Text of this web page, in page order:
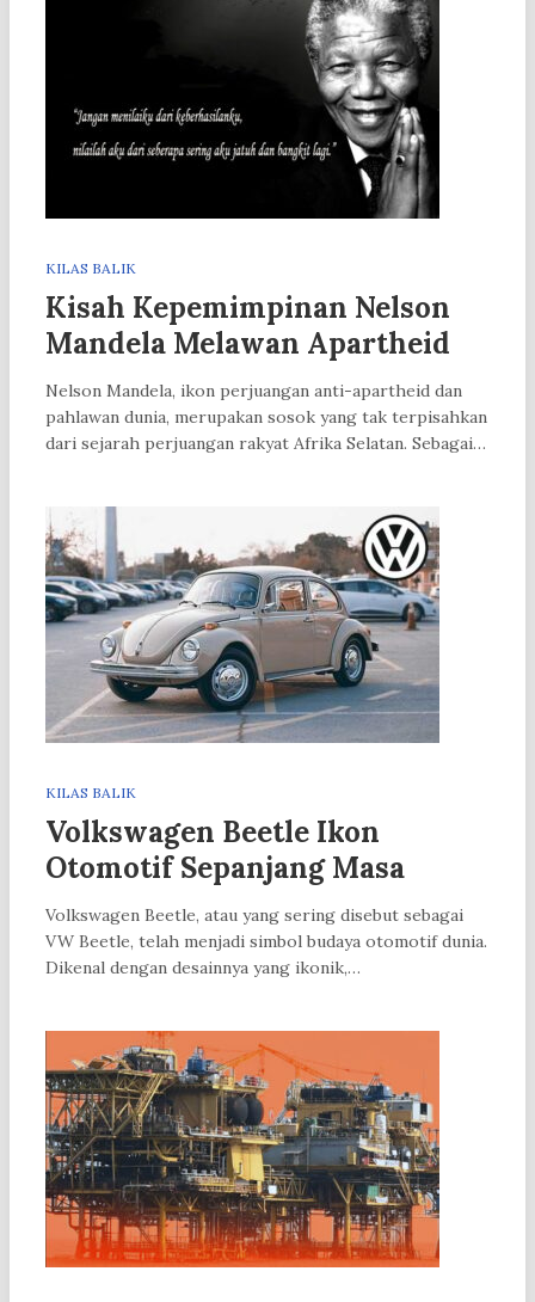
KILAS BALIK
Kisah Kepemimpinan Nelson
Mandela Melawan Apartheid
Nelson Mandela, ikon perjuangan anti-apartheid dan
pahlawan dunia, merupakan sosok yang tak terpisahkan
dari sejarah perjuangan rakyat Afrika Selatan. Sebagai…
KILAS BALIK
Volkswagen Beetle Ikon
Otomotif Sepanjang Masa
Volkswagen Beetle, atau yang sering disebut sebagai
VW Beetle, telah menjadi simbol budaya otomotif dunia.
Dikenal dengan desainnya yang ikonik,…